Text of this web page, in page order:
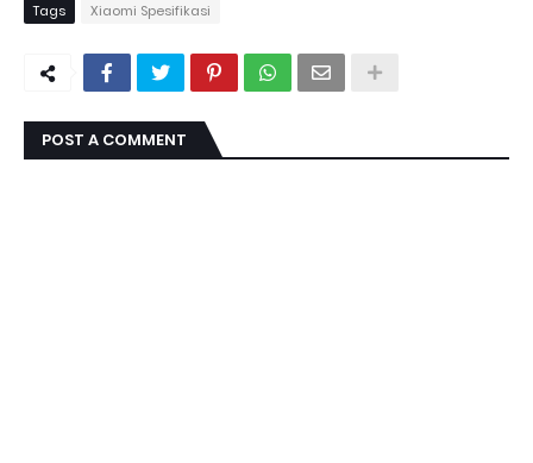
Tags Xiaomi Spesifikasi
POST A COMMENT